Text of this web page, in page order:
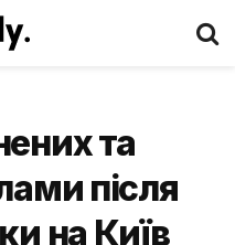
та
після
на Київ